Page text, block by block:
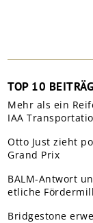
TOP 10
Mehr als ein
IAA
Otto Just zieht
Grand Prix
BALM-Antwort
etliche
Bridgestone